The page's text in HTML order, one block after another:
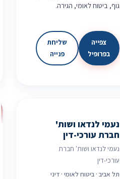
גוף, ביטוח לאומי, הגירה.
צפייה
בפרופיל
שליחת
פנייה
נעמי לנדאו ושות'
חברת עורכי-דין
נעמי לנדאו ושות' חברת
עורכי-דין
תל אביב · ביטוח לאומי · דיני